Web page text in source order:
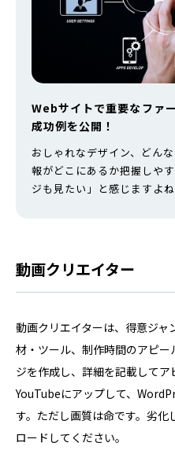
Webサイトで重要なファ
成功例を公開！
おしゃれなデザイン、どん
報がどこにあるか把握しや
ジも見たい」と感じますよ
や、大手企業の成功例を解
する画像サイズ目安や改善
動画クリエイター
動画クリエイターは、得意ジ
材・ツール、制作時間のアピ
ジを作成し、詳細を記載して
YouTubeにアップして、
す。ただし画質は命です。劣
ロードしてください。